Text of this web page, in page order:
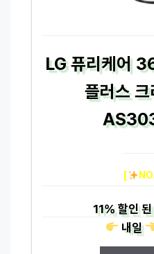
LG 퓨리케어
플러스
[
11%할인 된
내일